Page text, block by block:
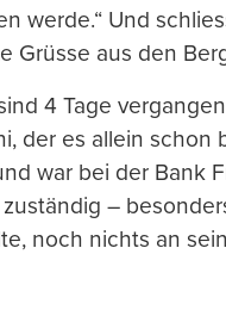
werde.“ Und
Grüsse aus den
4 Tage
der es allein schon
war bei der Bank
–
noch nichts an